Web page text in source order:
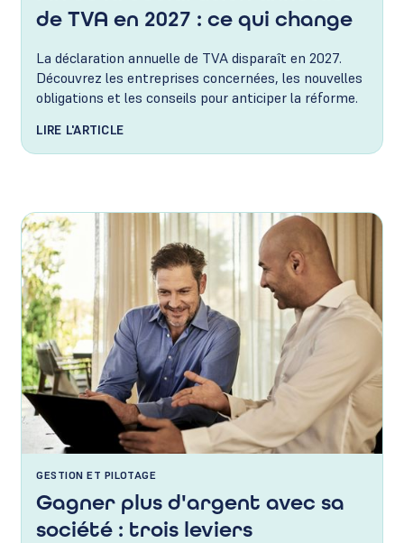
de TVA en 2027 : ce qui change
La déclaration annuelle de TVA disparaît en 2027.
Découvrez les entreprises concernées, les nouvelles
obligations et les conseils pour anticiper la réforme.
LIRE L'ARTICLE
GESTION ET PILOTAGE
Gagner plus d'argent avec sa
société : trois leviers